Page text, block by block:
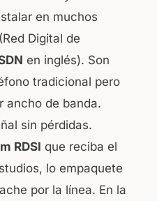
en muchos
(Red Digital de
en inglés). Son
tradicional pero
ancho de banda.
sin pérdidas.
RDSI que reciba el
lo empaquete
por la línea. En la